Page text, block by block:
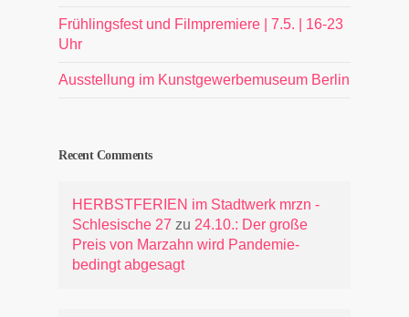
Frühlingsfest und Filmpremiere | 7.5. | 16-23
Uhr
Ausstellung im Kunstgewerbemuseum Berlin
Recent Comments
HERBSTFERIEN im Stadtwerk mrzn -
Schlesische 27 zu 24.10.: Der große
Preis von Marzahn wird Pandemie-
bedingt abgesagt